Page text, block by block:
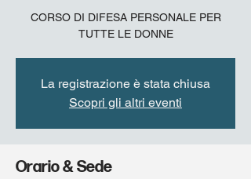
CORSO DI DIFESA PERSONALE PER
TUTTE LE DONNE
La registrazione è stata chiusa
Scopri gli altri eventi
Orario & Sede